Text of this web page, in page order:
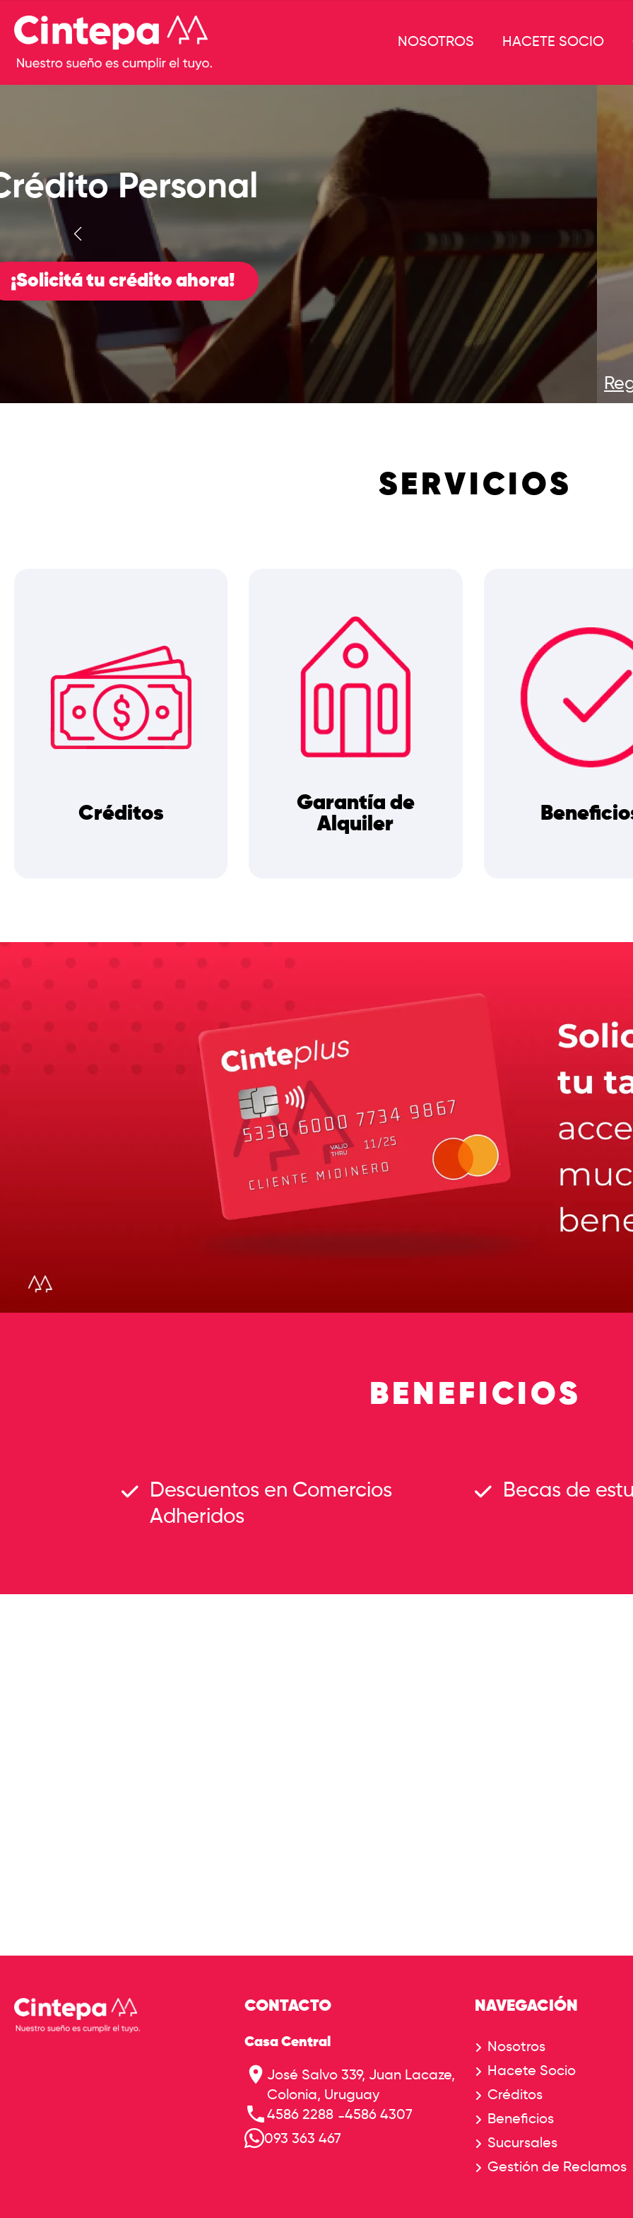
NOSOTROS HACETE SOCIO
Crédito Automotor
¡Solicitá tu crédito ahora!
Regularizá tu situación
SERVICIOS
Créditos
Garantía de
Alquiler
BENEFICIOS
Descuentos en Comercios
Adheridos
Becas de
CONTACTO
Casa Central
José Salvo 339, Juan Lacaze,
Colonia, Uruguay
4586 2288 -4586 4307
093 363 467
NAVEGACIÓN
Nosotros
Hacete Socio
Créditos
Beneficios
Sucursales
Gestión de Reclamos